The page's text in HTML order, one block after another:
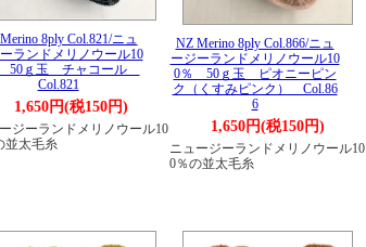
8ply Col.821/ニュ
ランドメリノウール10
50ｇ玉 チャコール
Col.821
1,650円(税150円)
ジーランドメリノウール10
並太毛糸
NZ Merino 8ply Col.866/ニュ
ージーランドメリノウール10
0％ 50ｇ玉 ピオニーピン
ク（くすみピンク） Col.86
6
1,650円(税150円)
ニュージーランドメリノウール10
0％の並太毛糸